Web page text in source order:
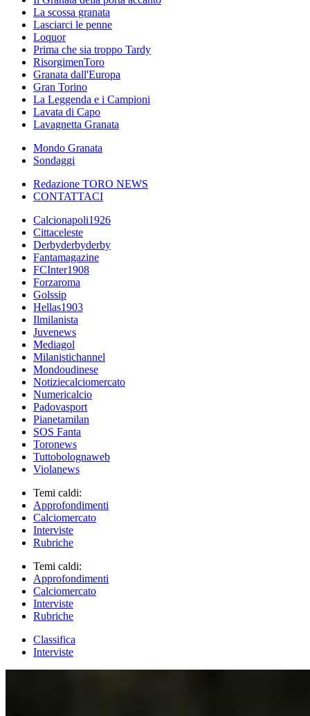
La scossa granata
Lasciarci le penne
Loquor
Prima che sia troppo Tardy
RisorgimenToro
Granata dall'Europa
Gran Torino
La Leggenda e i Campioni
Lavata di Capo
Lavagnetta Granata
Mondo Granata
Sondaggi
Redazione TORO NEWS
CONTATTACI
Calcionapoli1926
Cittaceleste
Derbyderbyderby
Fantamagazine
FCInter1908
Forzaroma
Golssip
Hellas1903
Ilmilanista
Juvenews
Mediagol
Milanistichannel
Mondoudinese
Notiziecalciomercato
Numericalcio
Padovasport
Pianetamilan
SOS Fanta
Toronews
Tuttobolognaweb
Violanews
Temi caldi:
Approfondimenti
Calciomercato
Interviste
Rubriche
Temi caldi:
Approfondimenti
Calciomercato
Interviste
Rubriche
Classifica
Interviste